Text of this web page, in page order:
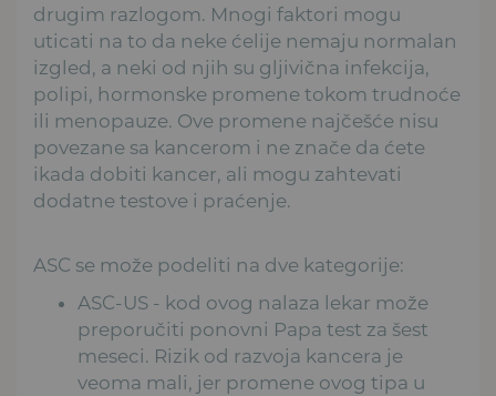
drugim razlogom. Mnogi faktori mogu
uticati na to da neke ćelije nemaju normalan
izgled, a neki od njih su gljivična infekcija,
polipi, hormonske promene tokom trudnoće
ili menopauze. Ove promene najčešće nisu
povezane sa kancerom i ne znače da ćete
ikada dobiti kancer, ali mogu zahtevati
dodatne testove i praćenje.
ASC se može podeliti na dve kategorije:
ASC-US - kod ovog nalaza lekar može
preporučiti ponovni Papa test za šest
meseci. Rizik od razvoja kancera je
veoma mali, jer promene ovog tipa u